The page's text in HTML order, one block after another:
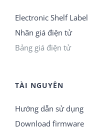
Electronic Shelf Label
Nhãn giá điện tử
Bảng giá điện tử
TÀI NGUYÊN
Hướng dẫn sử dụng
Download firmware